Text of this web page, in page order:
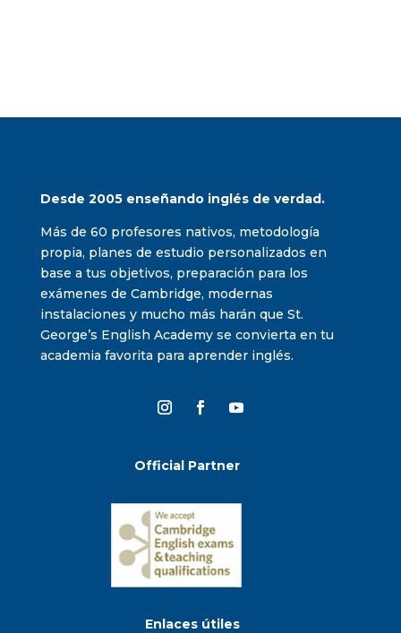
Desde 2005 enseñando inglés de verdad.
Más de 60 profesores nativos, metodología
propia, planes de estudio personalizados en
base a tus objetivos, preparación para los
exámenes de Cambridge, modernas
instalaciones y mucho más harán que St.
George’s English Academy se convierta en tu
academia favorita para aprender inglés.
Official Partner
Enlaces útiles